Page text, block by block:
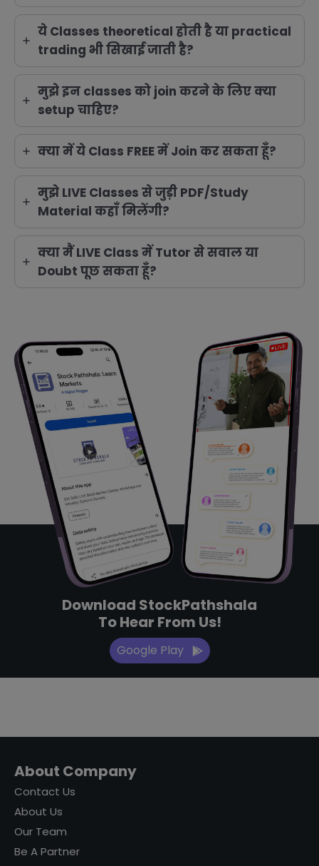
ये Classes theoretical होती है या practical
trading भी सिखाई जाती है?
मुझे इन classes को join करने के लिए क्या
setup चाहिए?
क्या में ये Class FREE में Join कर सकता हूँ?
मुझे LIVE Classes से जुड़ी PDF/Study
Material कहाँ मिलेंगी?
क्या मैं LIVE Class में Tutor से सवाल या
Doubt पूछ सकता हूँ?
Download StockPathshala
To Hear From Us!
Google Play
About Company
Contact Us
About Us
Our Team
Be A Partner